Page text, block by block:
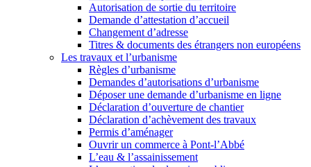
Autorisation de sortie du territoire
Demande d’attestation d’accueil
Changement d’adresse
Titres & documents des étrangers non européens
Les travaux et l’urbanisme
Règles d’urbanisme
Demandes d’autorisations d’urbanisme
Déposer une demande d’urbanisme en ligne
Déclaration d’ouverture de chantier
Déclaration d’achèvement des travaux
Permis d’aménager
Ouvrir un commerce à Pont-l’Abbé
L’eau & l’assainissement